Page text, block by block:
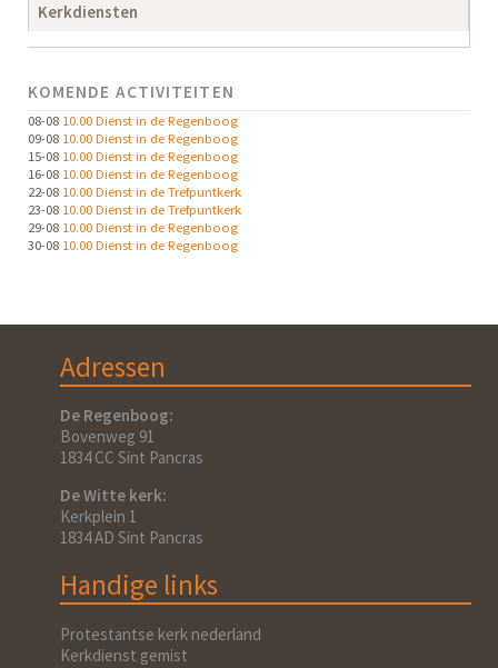
Kerkdiensten
KOMENDE ACTIVITEITEN
08-08 10.00 Dienst in de Regenboog
09-08 10.00 Dienst in de Regenboog
15-08 10.00 Dienst in de Regenboog
16-08 10.00 Dienst in de Regenboog
22-08 10.00 Dienst in de Trefpuntkerk
23-08 10.00 Dienst in de Trefpuntkerk
29-08 10.00 Dienst in de Regenboog
30-08 10.00 Dienst in de Regenboog
Adressen
De Regenboog:
Bovenweg 91
1834 CC Sint Pancras
De Witte kerk:
Kerkplein 1
1834 AD Sint Pancras
Handige links
Protestantse kerk nederland
Kerkdienst gemist